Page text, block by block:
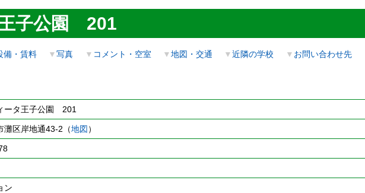
子公園 201
備・賃料 ▼写真 ▼ コメント・空室 ▼地図・交通 ▼近隣の学校 ▼ お問い合わせ先
ータ王子公園 201
灘区岸地通43-2（地図）
ン